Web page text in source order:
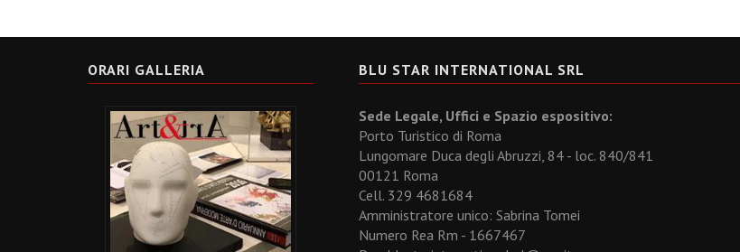
ORARI GALLERIA BLU STAR INTERNATIONAL SRL
Sede Legale, Uffici e Spazio espositivo:
Porto Turistico di Roma
Lungomare Duca degli Abruzzi, 84 - loc. 840/841
00121 Roma
Cell. 329 4681684
Amministratore unico: Sabrina Tomei
Numero Rea Rm - 1667467